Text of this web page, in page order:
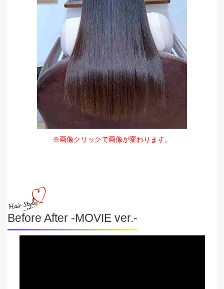
※画像クリックで画像が変わります。
Before After -MOVIE ver.-